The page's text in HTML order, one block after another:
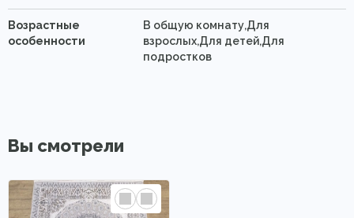
Возрастные
особенности
В общую комнату,Для
взрослых,Для детей,Для
подростков
Вы смотрели